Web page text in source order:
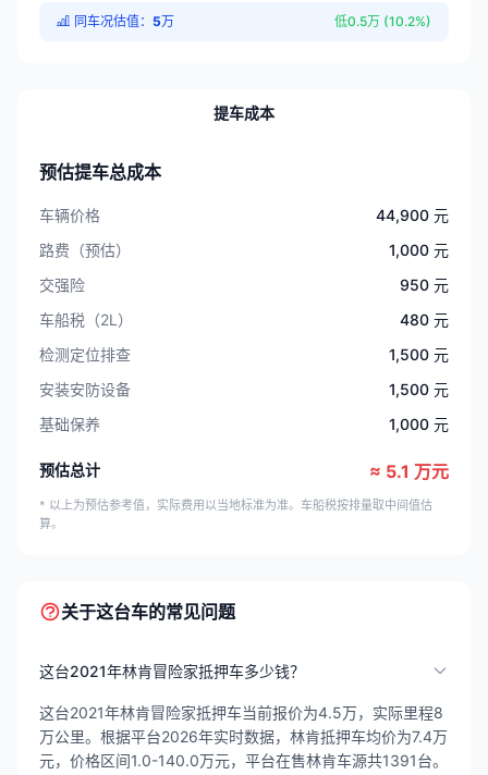
同车况估值： 5万 低0.5万 (10.2%)
提车成本
预估提车总成本
车辆价格
44,900 元
路费（预估）
1,000 元
交强险
950 元
车船税（2L）
480 元
检测定位排查
1,500 元
安装安防设备
1,500 元
基础保养
1,000 元
预估总计 ≈ 5.1 万元
* 以上为预估参考值，实际费用以当地标准为准。车船税按排量取中间值估
算。
关于这台车的常见问题
这台2021年林肯冒险家抵押车多少钱？
这台2021年林肯冒险家抵押车当前报价为4.5万，实际里程8
万公里。根据平台2026年实时数据，林肯抵押车均价为7.4万
元，价格区间1.0-140.0万元，平台在售林肯车源共1391台。